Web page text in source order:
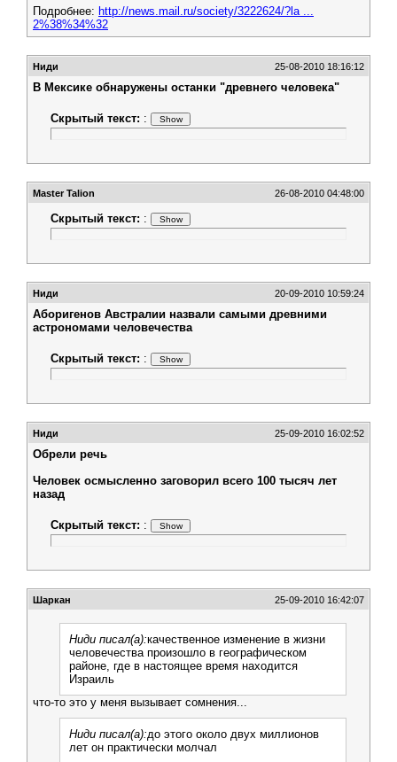
Подробнее: http://news.mail.ru/society/3222624/?la ...
2%38%34%32
Ниди 25-08-2010 18:16:12
В Мексике обнаружены останки "древнего человека"
Скрытый текст: :
Master Talion 26-08-2010 04:48:00
Скрытый текст: :
Ниди 20-09-2010 10:59:24
Аборигенов Австралии назвали самыми древними
астрономами человечества
Скрытый текст: :
Ниди 25-09-2010 16:02:52
Обрели речь
Человек осмысленно заговорил всего 100 тысяч лет
назад
Скрытый текст: :
Шаркан 25-09-2010 16:42:07
Ниди писал(а):качественное изменение в жизни
человечества произошло в географическом
районе, где в настоящее время находится
Израиль
что-то это у меня вызывает сомнения...
Ниди писал(а):до этого около двух миллионов
лет он практически молчал